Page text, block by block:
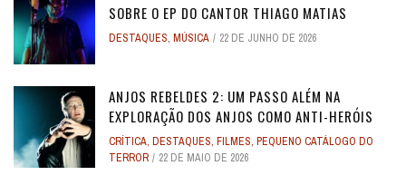
SOBRE O EP DO CANTOR THIAGO MATIAS
DESTAQUES, MÚSICA 22 DE JUNHO DE 2026
ANJOS REBELDES 2: UM PASSO ALÉM NA
EXPLORAÇÃO DOS ANJOS COMO ANTI-HERÓIS
CRÍTICA, DESTAQUES, FILMES, PEQUENO CATÁLOGO DO
TERROR
22 DE MAIO DE 2026